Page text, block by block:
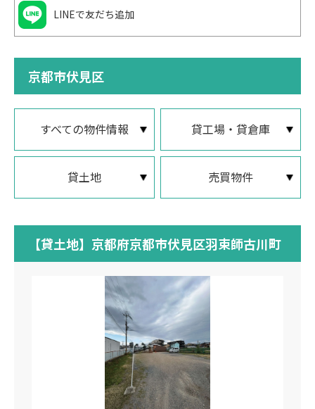
京都市伏見区
すべての物件情報 貸工場・貸倉庫
貸土地 売買物件
【貸土地】京都府京都市伏見区羽束師古川町
LINEで友だち追加